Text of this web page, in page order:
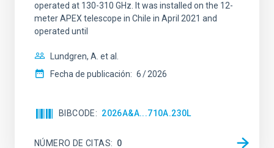
operated at 130-310 GHz. It was installed on the 12-
meter APEX telescope in Chile in April 2021 and
operated until
Lundgren, A. et al.
Fecha de publicación: 6 2026
BIBCODE 2026A&A...710A.230L
NÚMERO DE CITAS 0